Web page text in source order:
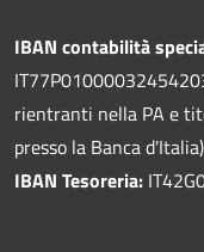
IBAN contabilità
rientranti nella PA e
presso la Banca d'Italia)
IBAN Tesoreria: